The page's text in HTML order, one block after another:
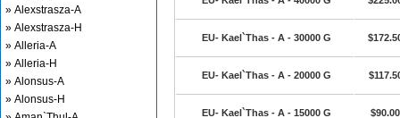
» Alexstrasza-A
» Alexstrasza-H
» Alleria-A
» Alleria-H
» Alonsus-A
» Alonsus-H
EU- Kael`Thas - A - 30000 G
EU- Kael`Thas - A - 20000 G
EU- Kael`Thas - A - 15000 G $90.00